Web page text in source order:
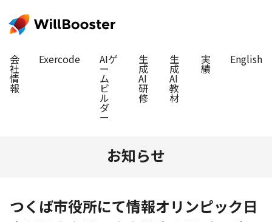
会
社
情
報
Exercode AIゲ
ー
ム
ビ
ル
ダ
ー
生
成
AI
研
修
生
成
AI
教
材
実
績
English
お知らせ
つくば市役所にて情報オリンピック日